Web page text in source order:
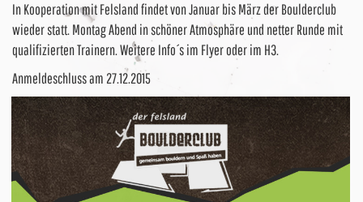
In Kooperation mit Felsland findet von Januar bis März der Boulderclub
wieder statt. Montag Abend in schöner Atmosphäre und netter Runde mit
qualifizierten Trainern. Weitere Info´s im Flyer oder im H3.
Anmeldeschluss am 27.12.2015